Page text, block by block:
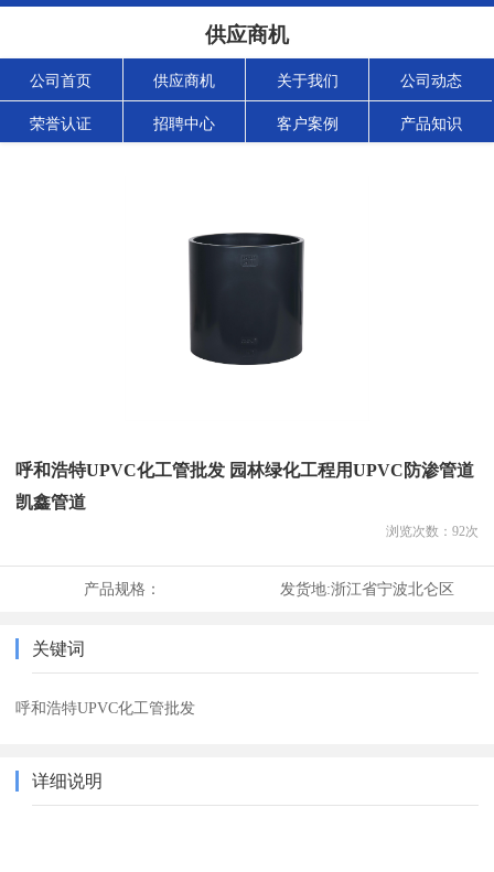
供应商机
公司首页 供应商机 关于我们 公司动态
荣誉认证 招聘中心 客户案例 产品知识
呼和浩特UPVC化工管批发 园林绿化工程用UPVC防渗管道
凯鑫管道
浏览次数： 92次
产品规格： 发货地:浙江省宁波北仑区
关键词
呼和浩特UPVC化工管批发
详细说明